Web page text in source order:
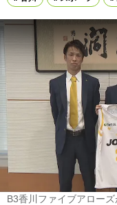
B3香川ファイブアロー